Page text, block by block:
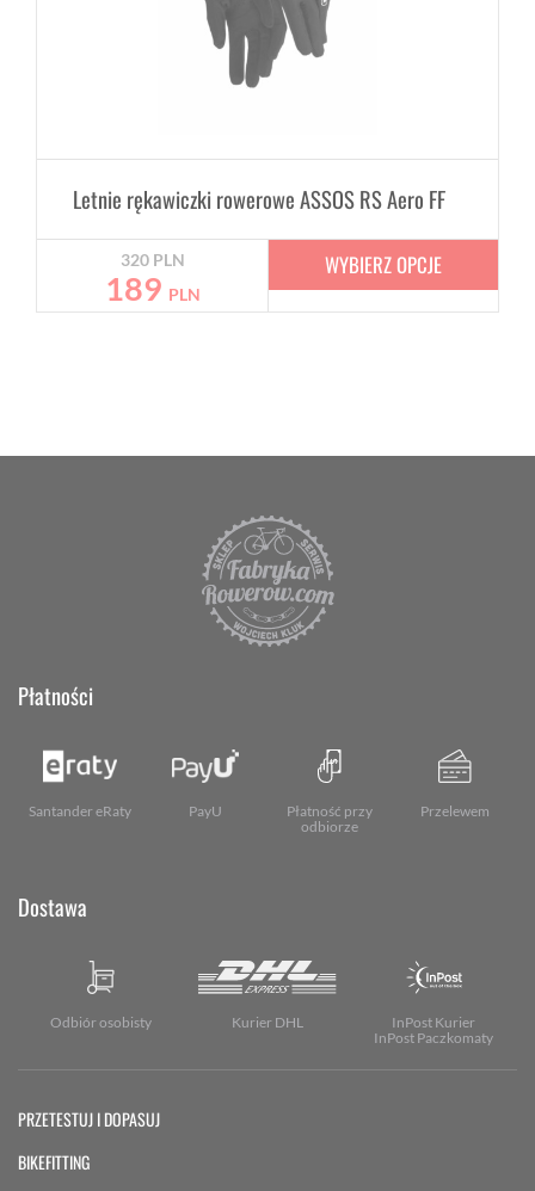
Letnie rękawiczki rowerowe ASSOS RS Aero FF
320 PLN
189 PLN
WYBIERZ OPCJE
Płatności
Santander eRaty PayU
Płatność przy
odbiorze
Przelewem
Dostawa
Odbiór osobisty Kurier DHL
InPost Kurier
InPost Paczkomaty
PRZETESTUJ I DOPASUJ
BIKEFITTING